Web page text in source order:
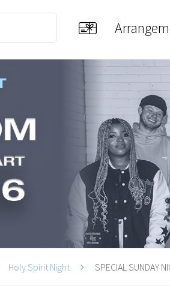
Holy Spirit Night SPECIAL SUNDAY